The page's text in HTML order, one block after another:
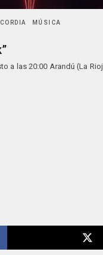
MÚSICA
a las 20:00 Arandú (La